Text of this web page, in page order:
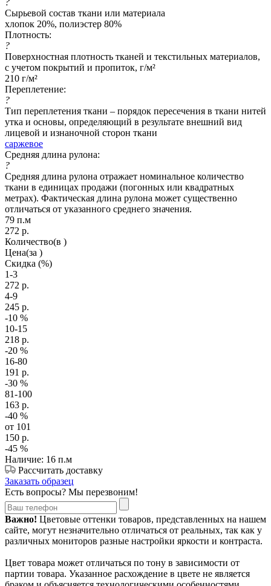
Сырьевой состав ткани или материала
хлопок 20%, полиэстер 80%
Плотность:
?
Поверхностная плотность тканей и текстильных материалов,
с учетом покрытий и пропиток, г/м²
210 г/м²
Переплетение:
?
Тип переплетения ткани – порядок пересечения в ткани нитей
утка и основы, определяющий в результате внешний вид
лицевой и изнаночной сторон ткани
саржевое
Средняя длина рулона:
?
Средняя длина рулона отражает номинальное количество
ткани в единицах продажи (погонных или квадратных
метрах). Фактическая длина рулона может существенно
отличаться от указанного среднего значения.
79 п.м
272 р.
Количество(в )
Цена(за )
Скидка (%)
1-3
272 р.
4-9
245 р.
-10 %
10-15
218 р.
-20 %
16-80
191 р.
-30 %
81-100
163 р.
-40 %
от 101
150 р.
-45 %
Наличие: 16 п.м
Рассчитать доставку
Заказать образец
Есть вопросы? Мы перезвоним!
Важно! Цветовые оттенки товаров, представленных на нашем
сайте, могут незначительно отличаться от реальных, так как у
различных мониторов разные настройки яркости и контраста.
Цвет товара может отличаться по тону в зависимости от
партии товара. Указанное расхождение в цвете не является